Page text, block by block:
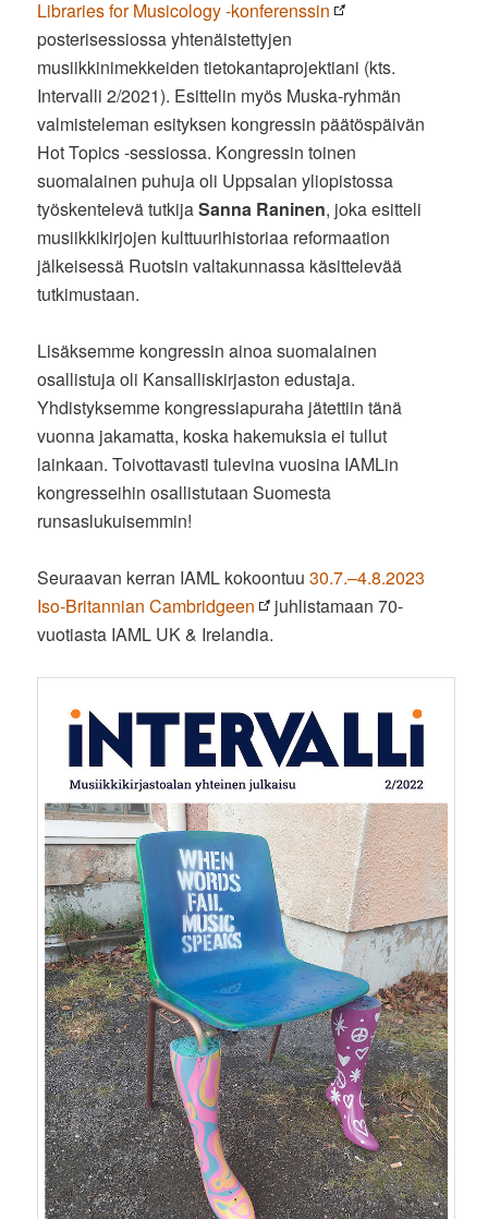
Libraries for Musicology -konferenssin
posterisessiossa yhtenäistettyjen
musiikkinimekkeiden tietokantaprojektiani (kts.
Intervalli 2/2021). Esittelin myös Muska-ryhmän
valmisteleman esityksen kongressin päätöspäivän
Hot Topics -sessiossa. Kongressin toinen
suomalainen puhuja oli Uppsalan yliopistossa
työskentelevä tutkijaSanna Raninen, joka esitteli
musiikkikirjojen kulttuurihistoriaa reformaation
jälkeisessä Ruotsin valtakunnassa käsittelevää
tutkimustaan.
Lisäksemme kongressin ainoa suomalainen
osallistuja oli Kansalliskirjaston edustaja.
Yhdistyksemme kongressiapuraha jätettiin tänä
vuonna jakamatta, koska hakemuksia ei tullut
lainkaan. Toivottavasti tulevina vuosina IAMLin
kongresseihin osallistutaan Suomesta
runsaslukuisemmin!
Seuraavan kerran IAML kokoontuu30.7.–4.8.2023
Iso-Britannian Cambridgeen
juhlistamaan 70-
vuotiasta IAML UK & Irelandia.